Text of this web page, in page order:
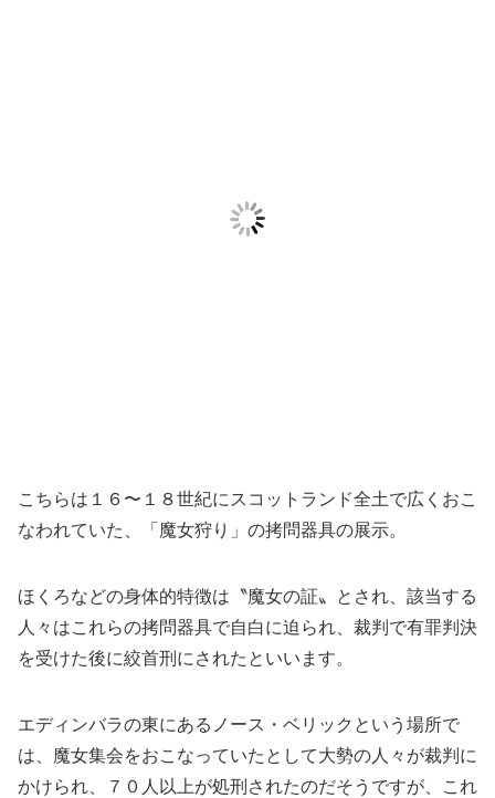
こちらは１６〜１８世紀にスコットランド全土で広くおこ
なわれていた、「魔女狩り」の拷問器具の展示。
ほくろなどの身体的特徴は〝魔女の証〟とされ、該当する
人々はこれらの拷問器具で自白に迫られ、裁判で有罪判決
を受けた後に絞首刑にされたといいます。
エディンバラの東にあるノース・ベリックという場所で
は、魔女集会をおこなっていたとして大勢の人々が裁判に
かけられ、７０人以上が処刑されたのだそうですが、これ